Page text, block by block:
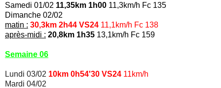
Samedi 01/02 11,35km 1h00 11,3km/h Fc 135
Dimanche 02/02
matin : 30,3km 2h44 VS24 11,1km/h Fc 138
après-midi : 20,8km 1h35 13,1km/h Fc 159
Semaine 06
Lundi 03/02 10km 0h54'30 VS24 11km/h
Mardi 04/02